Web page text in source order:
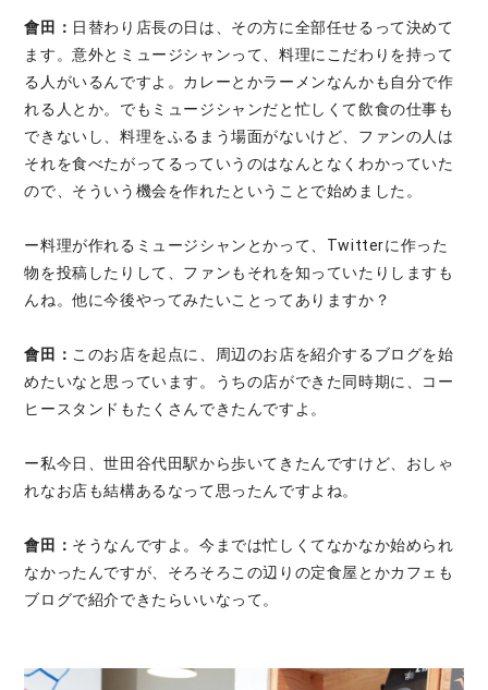
會田： 日替わり店長の日は、その方に全部任せるって決めて
ます。意外とミュージシャンって、料理にこだわりを持って
る人がいるんですよ。カレーとかラーメンなんかも自分で作
れる人とか。でもミュージシャンだと忙しくて飲食の仕事も
できないし、料理をふるまう場面がないけど、ファンの人は
それを食べたがってるっていうのはなんとなくわかっていた
ので、そういう機会を作れたということで始めました。
ー料理が作れるミュージシャンとかって、Twitterに作った
物を投稿したりして、ファンもそれを知っていたりしますも
んね。他に今後やってみたいことってありますか？
會田： このお店を起点に、周辺のお店を紹介するブログを始
めたいなと思っています。うちの店ができた同時期に、コー
ヒースタンドもたくさんできたんですよ。
ー私今日、世田谷代田駅から歩いてきたんですけど、おしゃ
れなお店も結構あるなって思ったんですよね。
會田： そうなんですよ。今までは忙しくてなかなか始められ
なかったんですが、そろそろこの辺りの定食屋とかカフェも
ブログで紹介できたらいいなって。